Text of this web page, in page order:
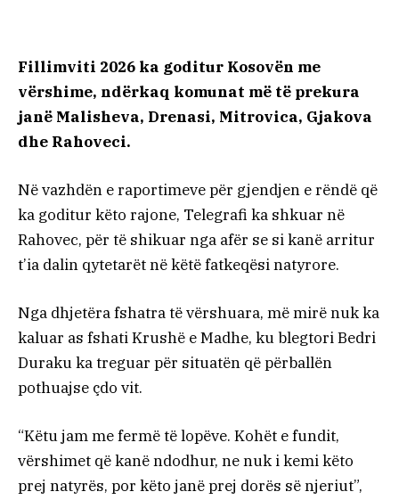
Fillimviti 2026 ka goditur Kosovën me
vërshime, ndërkaq komunat më të prekura
janë Malisheva, Drenasi, Mitrovica, Gjakova
dhe Rahoveci.
Në vazhdën e raportimeve për gjendjen e rëndë që
ka goditur këto rajone, Telegrafi ka shkuar në
Rahovec, për të shikuar nga afër se si kanë arritur
t’ia dalin qytetarët në këtë fatkeqësi natyrore.
Nga dhjetëra fshatra të vërshuara, më mirë nuk ka
kaluar as fshati Krushë e Madhe, ku blegtori Bedri
Duraku ka treguar për situatën që përballën
pothuajse çdo vit.
“Këtu jam me fermë të lopëve. Kohët e fundit,
vërshimet që kanë ndodhur, ne nuk i kemi këto
prej natyrës, por këto janë prej dorës së njeriut”,